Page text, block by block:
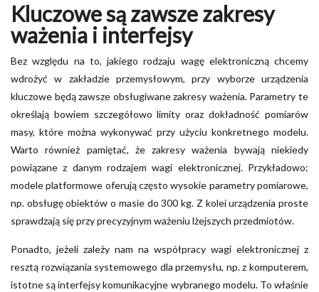
Kluczowe są zawsze zakresy
ważenia i interfejsy
Bez względu na to, jakiego rodzaju wagę elektroniczną chcemy
wdrożyć w zakładzie przemysłowym, przy wyborze urządzenia
kluczowe będą zawsze obsługiwane zakresy ważenia. Parametry te
określają bowiem szczegółowo limity oraz dokładność pomiarów
masy, które można wykonywać przy użyciu konkretnego modelu.
Warto również pamiętać, że zakresy ważenia bywają niekiedy
powiązane z danym rodzajem wagi elektronicznej. Przykładowo:
modele platformowe oferują często wysokie parametry pomiarowe,
np. obsługę obiektów o masie do 300 kg. Z kolei urządzenia proste
sprawdzają się przy precyzyjnym ważeniu lżejszych przedmiotów.
Ponadto, jeżeli zależy nam na współpracy wagi elektronicznej z
resztą rozwiązania systemowego dla przemysłu, np. z komputerem,
istotne są interfejsy komunikacyjne wybranego modelu. To właśnie